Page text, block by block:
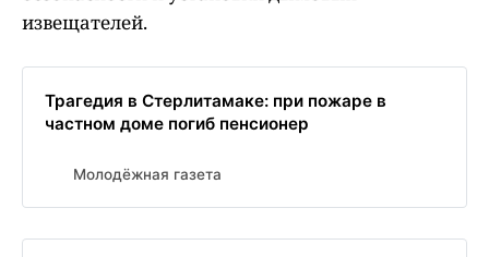
извещателей.
Трагедия в Стерлитамаке: при пожаре в
частном доме погиб пенсионер
Молодёжная газета